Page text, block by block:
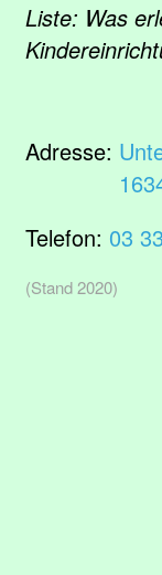
Liste: Was
Adresse:
Telefon: 03
(Stand 2020)